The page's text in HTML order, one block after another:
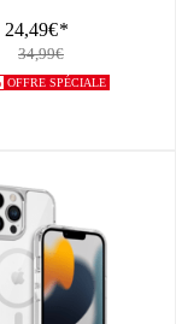
24,49€*
34,99€
OFFRE SPÉCIALE